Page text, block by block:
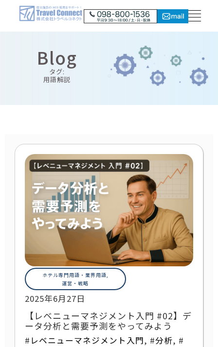
Blog
タグ:
用語解説
ホテル専門用語・業界用語
運営・戦略
2025年6月27日
【レベニューマネジメント入門 #02】デ
ータ分析と需要予測をやってみよう
# レベニューマネジメント入門, #分析, #